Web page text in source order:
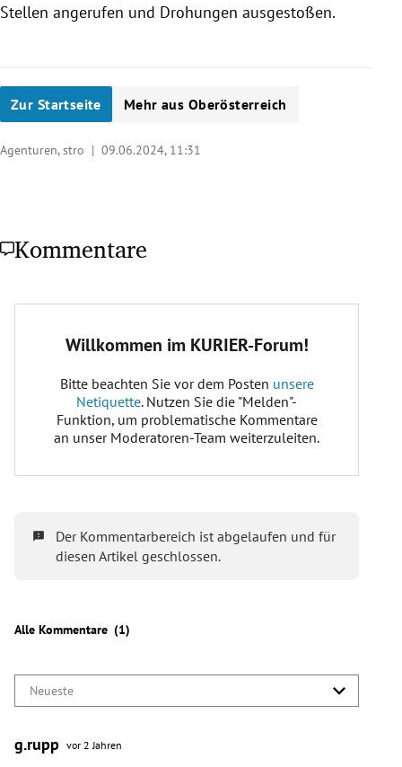
Stellen angerufen und Drohungen ausgestoßen.
Zur Startseite Mehr aus Oberösterreich
Agenturen, stro | 09.06.2024, 11:31
Kommentare